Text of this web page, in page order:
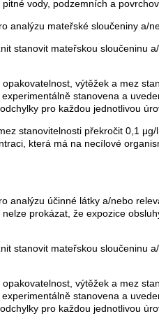
vody, podzemních a
analýzu mateřské sloučeniny a/
stanovit mateřskou sloučeninu
výtěžek a mez
stanovena a
pro každou jednotlivou
stanovitelnosti překročit 0,1
která má na necílové
analýzu účinné látky a/nebo
prokázat, že expozice
stanovit mateřskou sloučeninu
výtěžek a mez
stanovena a
pro každou jednotlivou